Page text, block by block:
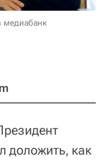
медиабанк
доложить, как